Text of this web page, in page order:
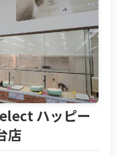
ハッピー
店